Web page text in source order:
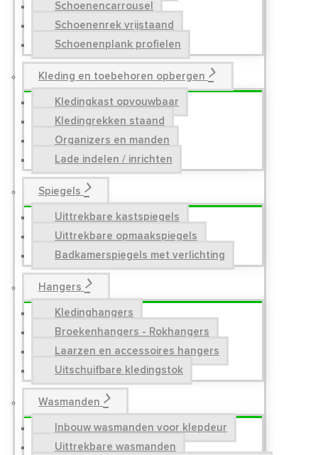
Schoenencarrousel
Schoenenrek vrijstaand
Schoenenplank profielen
Kleding en toebehoren opbergen
Kledingkast opvouwbaar
Kledingrekken staand
Organizers en manden
Lade indelen / inrichten
Spiegels
Uittrekbare kastspiegels
Uittrekbare opmaakspiegels
Badkamerspiegels met verlichting
Hangers
Kledinghangers
Broekenhangers - Rokhangers
Laarzen en accessoires hangers
Uitschuifbare kledingstok
Wasmanden
Inbouw wasmanden voor klepdeur
Uittrekbare wasmanden